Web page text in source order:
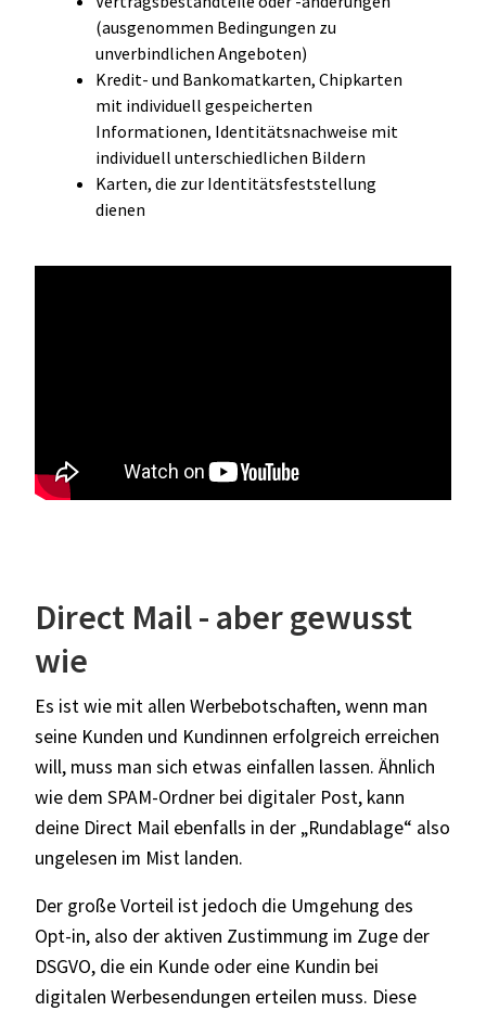
(ausgenommen Bedingungen zu
unverbindlichen Angeboten)
Kredit- und Bankomatkarten, Chipkarten
mit individuell gespeicherten
Informationen, Identitätsnachweise mit
individuell unterschiedlichen Bildern
Karten, die zur Identitätsfeststellung
dienen
Direct Mail - aber gewusst
wie
Es ist wie mit allen Werbebotschaften, wenn man
seine Kunden und Kundinnen erfolgreich erreichen
will, muss man sich etwas einfallen lassen. Ähnlich
wie dem SPAM-Ordner bei digitaler Post, kann
deine Direct Mail ebenfalls in der „Rundablage“ also
ungelesen im Mist landen.
Der große Vorteil ist jedoch die Umgehung des
Opt-in, also der aktiven Zustimmung im Zuge der
DSGVO, die ein Kunde oder eine Kundin bei
digitalen Werbesendungen erteilen muss. Diese